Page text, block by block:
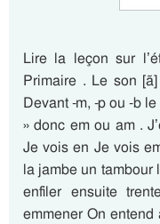
Lire la leçon sur
Primaire . Le son
Devant -m, -p ou -b
» donc em ou am .
Je vois en Je vois
la jambe un tambour
enfiler ensuite
emmener On